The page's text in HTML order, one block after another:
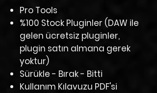
Pro Tools
%100 Stock Pluginler (DAW ile
gelen ücretsiz pluginler,
plugin satın almana gerek
yoktur)
Sürükle - Bırak - Bitti
Kullanım Kılavuzu PDF'si